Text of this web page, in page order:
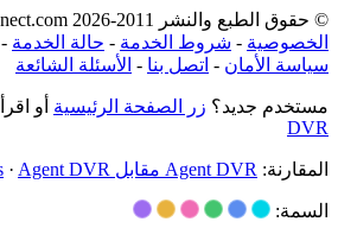
© حقوق الطبع والنشر 2011-2026 iSpyConnect.com -
الخصوصية - شروط الخدمة - حالة الخدمة -
سياسة الأمان - اتصل بنا - الأسئلة الشائعة
مستخدم جديد؟ زر الصفحة الرئيسية أو اقرأ
DVR
المقارنة: Agent DVR مقابل Blue Iris · Agent DVR مقابل Frigate
السمة: